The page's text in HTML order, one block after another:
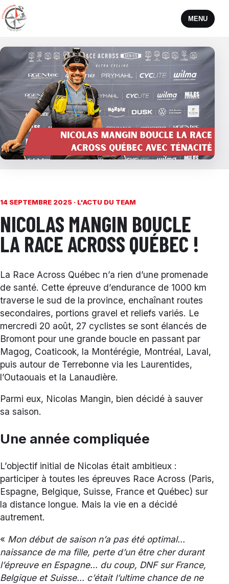
MENU
14 SEPTEMBRE 2025 · L'ACTU DU TEAM
NICOLAS MANGIN BOUCLE
LA RACE ACROSS QUÉBEC !
La Race Across Québec n’a rien d’une promenade
de santé. Cette épreuve d’endurance de 1000 km
traverse le sud de la province, enchaînant routes
secondaires, portions gravel et reliefs variés. Le
mercredi 20 août, 27 cyclistes se sont élancés de
Bromont pour une grande boucle en passant par
Magog, Coaticook, la Montérégie, Montréal, Laval,
puis autour de Terrebonne via les Laurentides,
l’Outaouais et la Lanaudière.
Parmi eux, Nicolas Mangin, bien décidé à sauver
sa saison.
Une année compliquée
L’objectif initial de Nicolas était ambitieux :
participer à toutes les épreuves Race Across (Paris,
Espagne, Belgique, Suisse, France et Québec) sur
la distance longue. Mais la vie en a décidé
autrement.
« Mon début de saison n’a pas été optimal…
naissance de ma fille, perte d’un être cher durant
l’épreuve en Espagne… du coup, DNF sur France,
Belgique et Suisse… c’était l’ultime chance de ne